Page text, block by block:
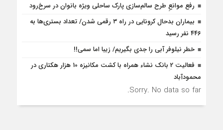
رفع موانع‌ِ طرح سالم‌سازی پارک ساحلی ویژه بانوان در سرخ‌رود
بیماران بدحال کرونایی در راه ۳ رقمی شدن/ تعداد بستری‌ها به
۴۴۶ نفر رسید
خطر نیلوفر آبی را جدی بگیریم/ زیبا اما سمی!!
فعالیت 2 بانک نشاء همراه با کشت مکانیزه 10 هزار هکتاری در
محمودآباد
Sorry. No data so far.